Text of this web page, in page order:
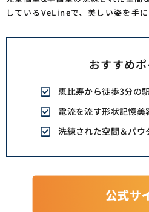
しているVeLineで、美しい姿を手
おすすめ
恵比寿から徒歩3分の
電流を流す形状記憶美
洗練された空間＆パウ